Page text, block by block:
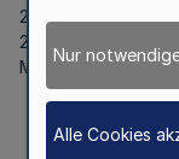
2007 S. 327), der
2000 (
Ministerium für
Nur
Alle Cookies